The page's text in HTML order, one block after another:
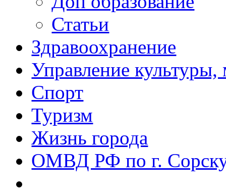
Статьи
Здравоохранение
Управление
Спорт
Туризм
Жизнь города
ОМВД РФ по г.